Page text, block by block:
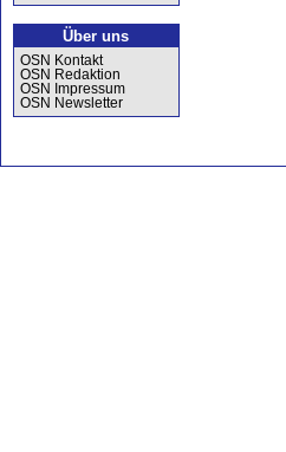
Über uns
OSN Kontakt
OSN Redaktion
OSN Impressum
OSN Newsletter